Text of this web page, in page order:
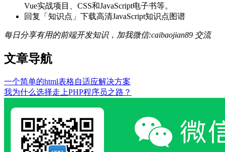
Vue实战项目、CSS和JavaScript电子书等。
回复「知识点」下载高清JavaScript知识点图谱
每日分享有用的前端开发知识，加我微信:caibaojian89 交流
文章导航
一个简单的html表格自适应解决方案
我为什么选择走上PHP程序员之路？